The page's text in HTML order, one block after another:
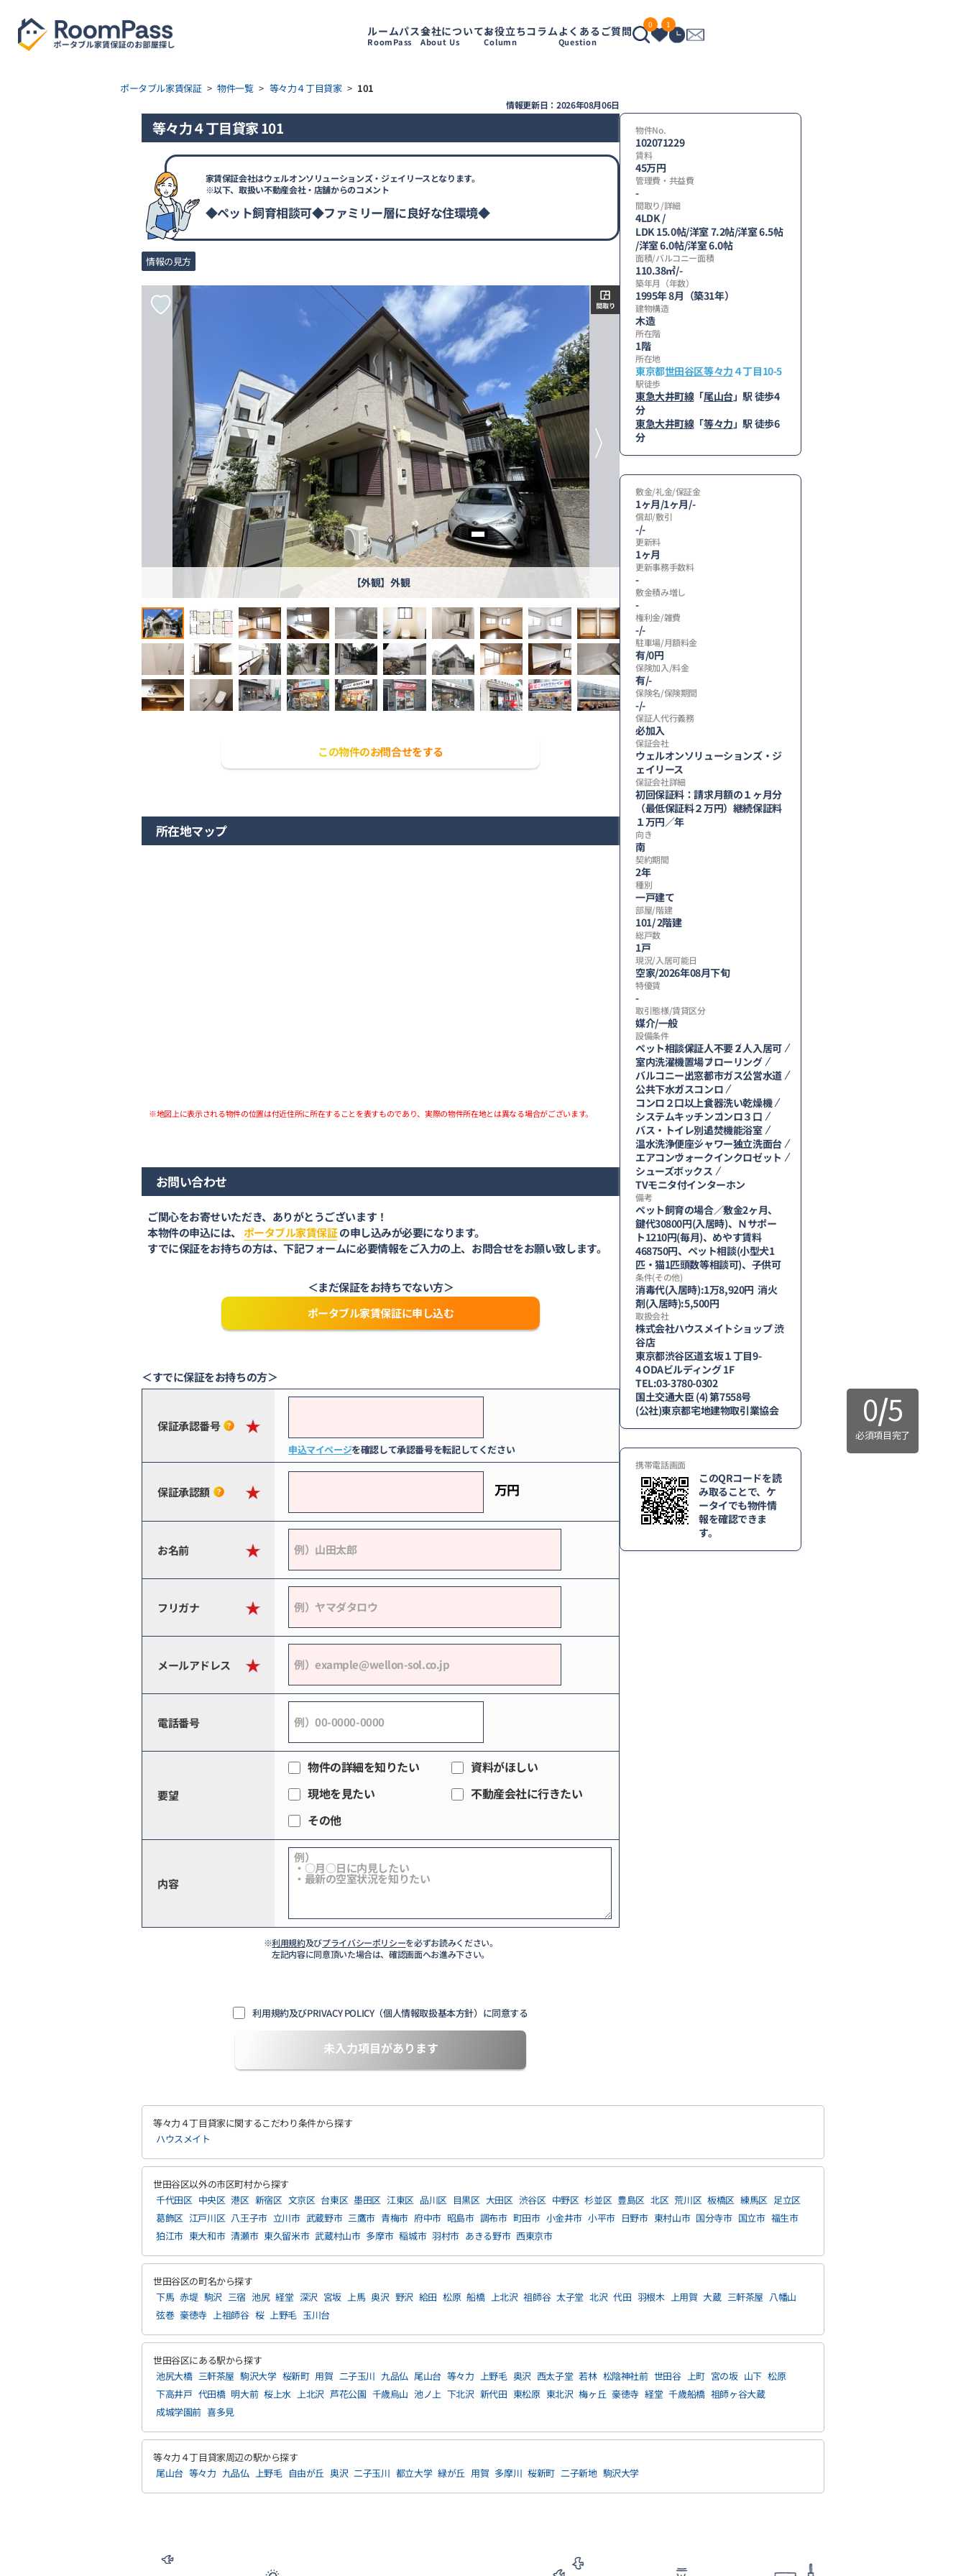
ルームパス
RoomPass
会社について
About Us
お役立ちコラム
Column
よくあるご質問
Question
0 1
ポータブル家賃保証 > 物件一覧 > 等々力４丁目貸家 > 101
情報更新日：2026年08月06日
等々力４丁目貸家 101
家賃保証会社はウェルオンソリューションズ・ジェイリースとなります。
※以下、取扱い不動産会社・店舗からのコメント
◆ペット飼育相談可◆ファミリー層に良好な住環境◆
情報の見方
【外観】外観
【間
取
り】
この物件のお問合せをする
所在地マップ
※地図上に表示される物件の位置は付近住所に所在することを表すものであり、実際の物件所在地とは異なる場合がございます。
お問い合わせ
ご関心をお寄せいただき、ありがとうございます！
本物件の申込には、 ポータブル家賃保証の申し込みが必要になります。
すでに保証をお持ちの方は、下記フォームに必要情報をご入力の上、お問合せをお願い致します。
＜まだ保証をお持ちでない方＞
ポータブル家賃保証に申し込む
＜すでに保証をお持ちの方＞
0/5
必須項目完了
保証承認番号
申込マイページを確認して承認番号を転記してください
保証承認額 万円
お名前
フリガナ
メールアドレス
電話番号
要望
物件の詳細を知りたい
資料がほしい
現地を見たい
不動産会社に行きたい
その他
内容
※利用規約及びプライバシーポリシーを必ずお読みください。
左記内容に同意頂いた場合は、確認画面へお進み下さい。
利用規約及びPRIVACY POLICY（個人情報取扱基本方針）に同意する
未入力項目があります
物件No.
102071229
賃料
45万円
管理費・共益費
-
間取り/詳細
4LDK /
LDK 15.0帖/洋室 7.2帖/洋室 6.5帖
/洋室 6.0帖/洋室 6.0帖
面積/バルコニー面積
110.38㎡/-
築年月（年数）
1995年 8月（築31年）
建物構造
木造
所在階
1階
所在地
東京都世田谷区等々力 ４丁目10-5
駅徒歩
東急大井町線「尾山台」駅 徒歩4
分
東急大井町線「等々力 」駅 徒歩6
分
敷金/礼金/保証金
1ヶ月/1ヶ月/-
償却/敷引
-/-
更新料
1ヶ月
更新事務手数料
-
敷金積み増し
-
権利金/雑費
-/-
駐車場/月額料金
有/0円
保険加入/料金
有/-
保険名/保険期間
-/-
保証人代行義務
必加入
保証会社
ウェルオンソリューションズ・ジ
ェイリース
保証会社詳細
初回保証料：請求月額の１ヶ月分
（最低保証料２万円）継続保証料
１万円／年
向き
南
契約期間
2年
種別
一戸建て
部屋/階建
101/ 2階建
総戸数
1戸
現況/入居可能日
空家/2026年08月下旬
特優賃
-
取引態様/賃貸区分
媒介/一般
設備条件
ペット相談保証人不要２人入居可
室内洗濯機置場フローリング
バルコニー出窓都市ガス公営水道
公共下水ガスコンロ
コンロ２口以上食器洗い乾燥機
システムキッチンコンロ３口
バス・トイレ別追焚機能浴室
温水洗浄便座シャワー独立洗面台
エアコンウォークインクロゼット
シューズボックス
TVモニタ付インターホン
備考
ペット飼育の場合／敷金2ヶ月、
鍵代30800円(入居時)、Ｎサポー
ト1210円(毎月)、めやす賃料
468750円、ペット相談(小型犬1
匹・猫1匹頭数等相談可)、子供可
条件(その他)
消毒代(入居時):1万8,920円 消火
剤(入居時):5,500円
取扱会社
株式会社ハウスメイトショップ 渋
谷店
東京都渋谷区道玄坂１丁目9-
4 ODAビルディング 1F
TEL:03-3780-0302
国土交通大臣 (4) 第7558号
(公社)東京都宅地建物取引業協会
携帯電話画面
このQRコードを読
み取ることで、ケ
ータイでも物件情
報を確認できま
す。
等々力４丁目貸家に関するこだわり条件から探す
ハウスメイト
世田谷区以外の市区町村から探す
千代田区 中央区 港区 新宿区 文京区 台東区 墨田区 江東区 品川区 目黒区 大田区 渋谷区 中野区 杉並区 豊島区 北区 荒川区 板橋区 練馬区 足立区
葛飾区 江戸川区 八王子市 立川市 武蔵野市 三鷹市 青梅市 府中市 昭島市 調布市 町田市 小金井市 小平市 日野市 東村山市 国分寺市 国立市 福生市
狛江市 東大和市 清瀬市 東久留米市 武蔵村山市 多摩市 稲城市 羽村市 あきる野市 西東京市
世田谷区の町名から探す
下馬 赤堤 駒沢 三宿 池尻 経堂 深沢 宮坂 上馬 奥沢 野沢 給田 松原 船橋 上北沢 祖師谷 太子堂 北沢 代田 羽根木 上用賀 大蔵 三軒茶屋 八幡山
弦巻 豪徳寺 上祖師谷 桜 上野毛 玉川台
世田谷区にある駅から探す
池尻大橋 三軒茶屋 駒沢大学 桜新町 用賀 二子玉川 九品仏 尾山台 等々力 上野毛 奥沢 西太子堂 若林 松陰神社前 世田谷 上町 宮の坂 山下 松原
下高井戸 代田橋 明大前 桜上水 上北沢 芦花公園 千歳烏山 池ノ上 下北沢 新代田 東松原 東北沢 梅ヶ丘 豪徳寺 経堂 千歳船橋 祖師ヶ谷大蔵
成城学園前 喜多見
等々力４丁目貸家周辺の駅から探す
尾山台 等々力 九品仏 上野毛 自由が丘 奥沢 二子玉川 都立大学 緑が丘 用賀 多摩川 桜新町 二子新地 駒沢大学